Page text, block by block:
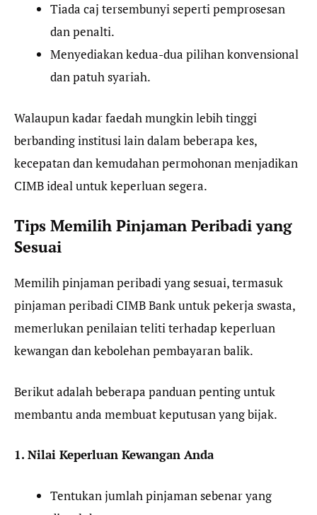
Tiada caj tersembunyi seperti pemprosesan
dan penalti.
Menyediakan kedua-dua pilihan konvensional
dan patuh syariah.
Walaupun kadar faedah mungkin lebih tinggi
berbanding institusi lain dalam beberapa kes,
kecepatan dan kemudahan permohonan menjadikan
CIMB ideal untuk keperluan segera.
Tips Memilih Pinjaman Peribadi yang
Sesuai
Memilih pinjaman peribadi yang sesuai, termasuk
pinjaman peribadi CIMB Bank untuk pekerja swasta,
memerlukan penilaian teliti terhadap keperluan
kewangan dan kebolehan pembayaran balik.
Berikut adalah beberapa panduan penting untuk
membantu anda membuat keputusan yang bijak.
1. Nilai Keperluan Kewangan Anda
Tentukan jumlah pinjaman sebenar yang